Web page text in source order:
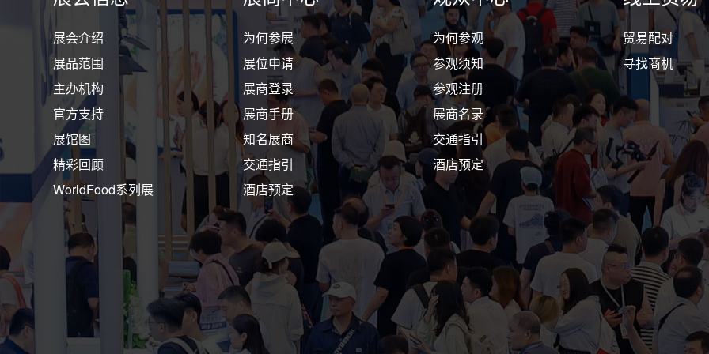
展会介绍
展品范围
主办机构
官方支持
展馆图
精彩回顾
WorldFood系列展
为何参展
展位申请
展商登录
展商手册
知名展商
交通指引
酒店预定
为何参观
参观须知
参观注册
展商名录
交通指引
酒店预定
贸易配对
寻找商机